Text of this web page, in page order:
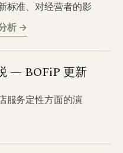
标准、对经营者的影
析 →
— BOFiP 更新
服务定性方面的演